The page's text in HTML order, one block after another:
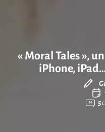
« Moral Tales »,
iPhone,
5